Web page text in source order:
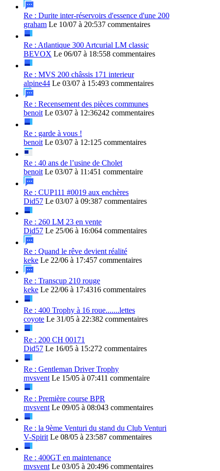
Re : Durite inter-réservoirs d'essence d'une 200
graham Le 10/07 à 20:537 commentaires
Re : Atlantique 300 Artcurial LM classic
BEVOX Le 06/07 à 18:558 commentaires
Re : MVS 200 châssis 171 interieur
alpine44 Le 03/07 à 15:493 commentaires
Re : Recensement des pièces communes
benoit Le 03/07 à 12:36242 commentaires
Re : garde à vous !
benoit Le 03/07 à 12:125 commentaires
Re : 40 ans de l’usine de Cholet
benoit Le 03/07 à 11:451 commentaire
Re : CUP111 #0019 aux enchères
Did57 Le 03/07 à 09:387 commentaires
Re : 260 LM 23 en vente
Did57 Le 25/06 à 16:064 commentaires
Re : Quand le rêve devient réalité
keke Le 22/06 à 17:457 commentaires
Re : Transcup 210 rouge
keke Le 22/06 à 17:4316 commentaires
Re : 400 Trophy à 16 roue.......lettes
coyote Le 31/05 à 22:382 commentaires
Re : 200 CH 00171
Did57 Le 16/05 à 15:272 commentaires
Re : Gentleman Driver Trophy
mvsvent Le 15/05 à 07:411 commentaire
Re : Première course BPR
mvsvent Le 09/05 à 08:043 commentaires
Re : la 9ème Venturi du stand du Club Venturi
V-Spirit Le 08/05 à 23:587 commentaires
Re : 400GT en maintenance
mvsvent Le 03/05 à 20:496 commentaires